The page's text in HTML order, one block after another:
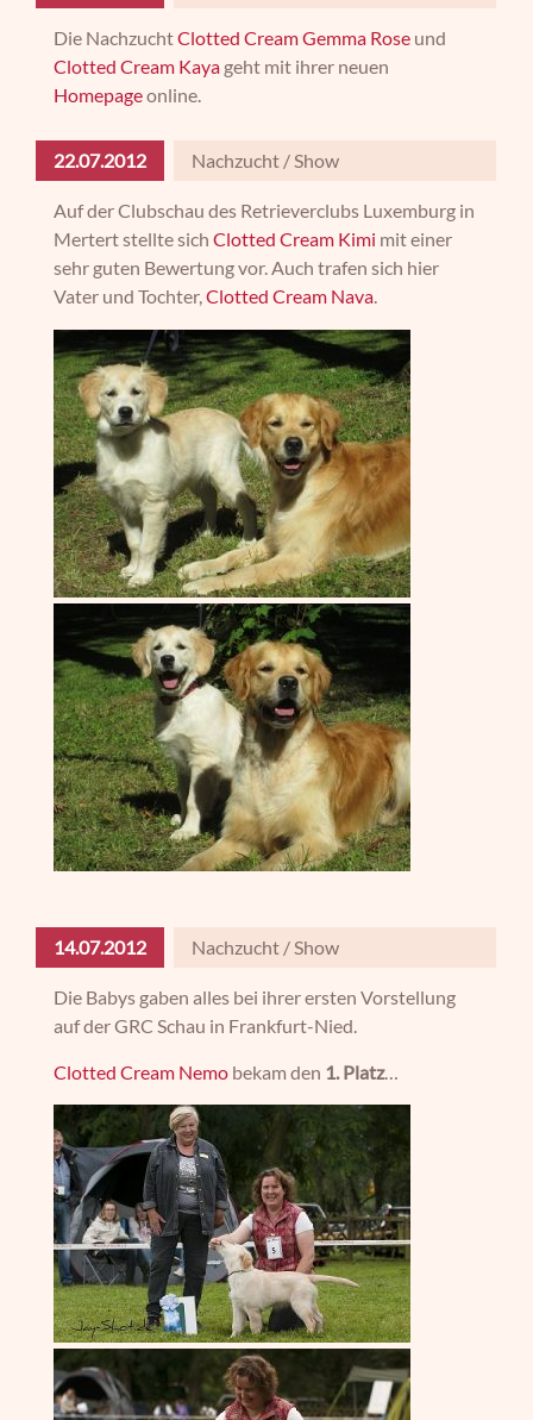
Die NachzuchtClotted Cream Gemma Rose und
Clotted Cream Kaya geht mit ihrer neuen
Homepageonline.
22.07.2012 Nachzucht / Show
Auf der Clubschau des Retrieverclubs Luxemburg in
Mertert stellte sichClotted Cream Kimi mit einer
sehr guten Bewertung vor. Auch trafen sich hier
Vater und Tochter,Clotted Cream Nava
14.07.2012 Nachzucht / Show
Die Babys gaben alles bei ihrer ersten Vorstellung
auf der GRC Schau in Frankfurt-Nied.
Clotted Cream Nemo bekam den 1. Platz…